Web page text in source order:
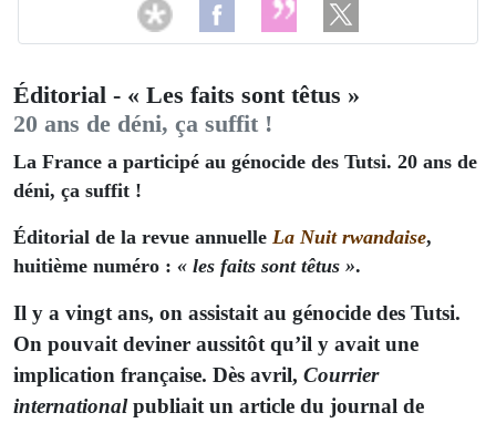
Éditorial - « Les faits sont têtus »
20 ans de déni, ça suffit !
La France a participé au génocide des Tutsi. 20 ans de
déni, ça suffit !
Éditorial de la revue annuelle La Nuit rwandaise,
huitième numéro : « les faits sont têtus ».
Il y a vingt ans, on assistait au génocide des Tutsi.
On pouvait deviner aussitôt qu’il y avait une
implication française. Dès avril, Courrier
internationalpubliait un article du journal de